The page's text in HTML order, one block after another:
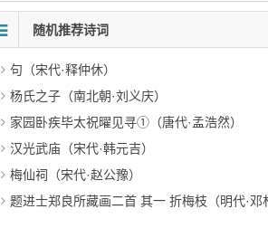
随机推荐诗词
句（宋代·释仲休）
杨氏之子（南北朝·刘义庆）
家园卧疾毕太祝曜见寻①（唐代·孟浩然）
汉光武庙（宋代·韩元吉）
梅仙祠（宋代·赵公豫）
题进士郑良所藏画二首 其一 折梅枝（明代·邓